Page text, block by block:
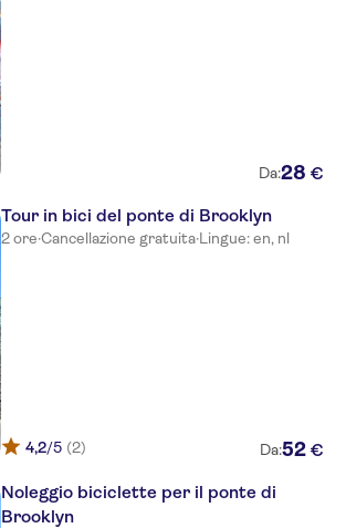
Da:28 €
Tour in bici del ponte di Brooklyn
2 ore·Cancellazione gratuita·Lingue: en, nl
4,2/5 (2) Da:52 €
Noleggio biciclette per il ponte di
Brooklyn